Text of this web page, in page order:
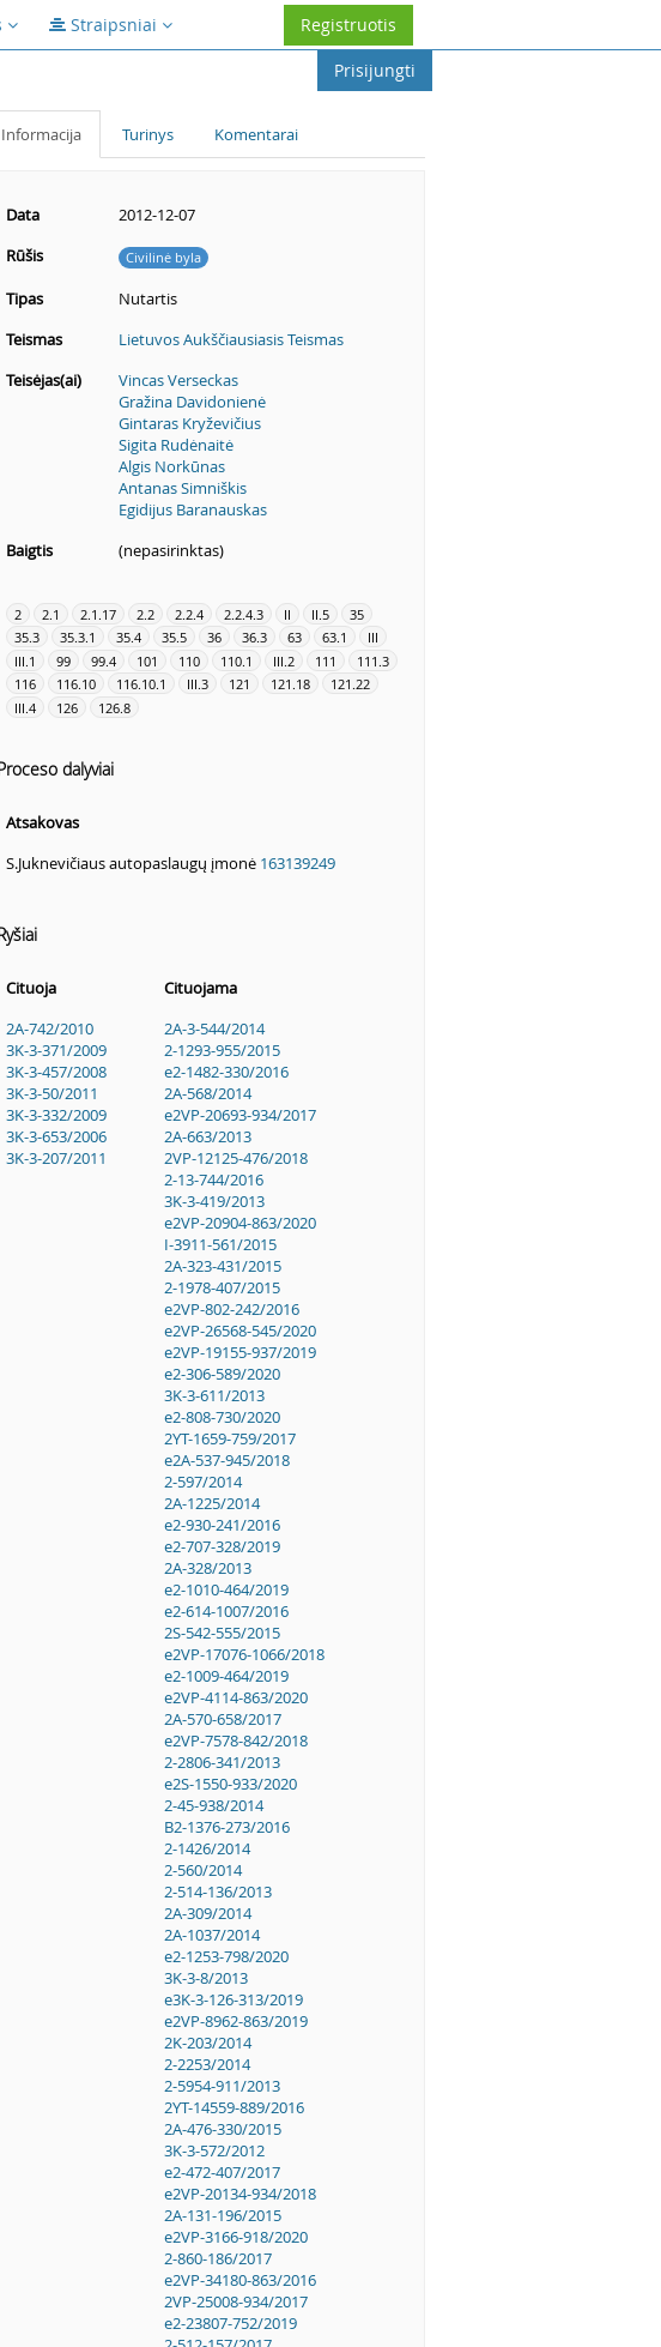
Straipsniai
Registruotis
Prisijungti
Informacija Turinys Komentarai
Data
2012-12-07
Rūšis
Civilinė byla
Tipas
Nutartis
Teismas
Lietuvos Aukščiausiasis Teismas
Teisėjas(ai)
Vincas Verseckas
Gražina Davidonienė
Gintaras Kryževičius
Sigita Rudėnaitė
Algis Norkūnas
Antanas Simniškis
Egidijus Baranauskas
Baigtis
(nepasirinktas)
2 2.1 2.1.17 2.2 2.2.4 2.2.4.3 II II.5
35
35.3
35.3.1 35.4 35.5 36 36.3 63 63.1
III
III.1
99 99.4 101 110 110.1 III.2 111
111.3
116
116.10 116.10.1 III.3 121 121.18
121.22
III.4
126 126.8
dalyviai
Atsakovas
S.Juknevičiaus autopaslaugų įmonė 163139249
Cituoja
Cituojama
2A-742/2010
3K-3-371/2009
3K-3-457/2008
3K-3-50/2011
3K-3-332/2009
3K-3-653/2006
3K-3-207/2011
2A-3-544/2014
2-1293-955/2015
e2-1482-330/2016
2A-568/2014
e2VP-20693-934/2017
2A-663/2013
2VP-12125-476/2018
2-13-744/2016
3K-3-419/2013
e2VP-20904-863/2020
I-3911-561/2015
2A-323-431/2015
2-1978-407/2015
e2VP-802-242/2016
e2VP-26568-545/2020
e2VP-19155-937/2019
e2-306-589/2020
3K-3-611/2013
e2-808-730/2020
2YT-1659-759/2017
e2A-537-945/2018
2-597/2014
2A-1225/2014
e2-930-241/2016
e2-707-328/2019
2A-328/2013
e2-1010-464/2019
e2-614-1007/2016
2S-542-555/2015
e2VP-17076-1066/2018
e2-1009-464/2019
e2VP-4114-863/2020
2A-570-658/2017
e2VP-7578-842/2018
2-2806-341/2013
e2S-1550-933/2020
2-45-938/2014
B2-1376-273/2016
2-1426/2014
2-560/2014
2-514-136/2013
2A-309/2014
2A-1037/2014
e2-1253-798/2020
3K-3-8/2013
e3K-3-126-313/2019
e2VP-8962-863/2019
2K-203/2014
2-2253/2014
2-5954-911/2013
2YT-14559-889/2016
2A-476-330/2015
3K-3-572/2012
e2-472-407/2017
e2VP-20134-934/2018
2A-131-196/2015
e2VP-3166-918/2020
2-860-186/2017
e2VP-34180-863/2016
2VP-25008-934/2017
e2-23807-752/2019